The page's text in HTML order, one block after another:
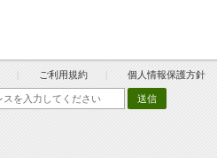
ご利用規約 個人情報保護方針
送信